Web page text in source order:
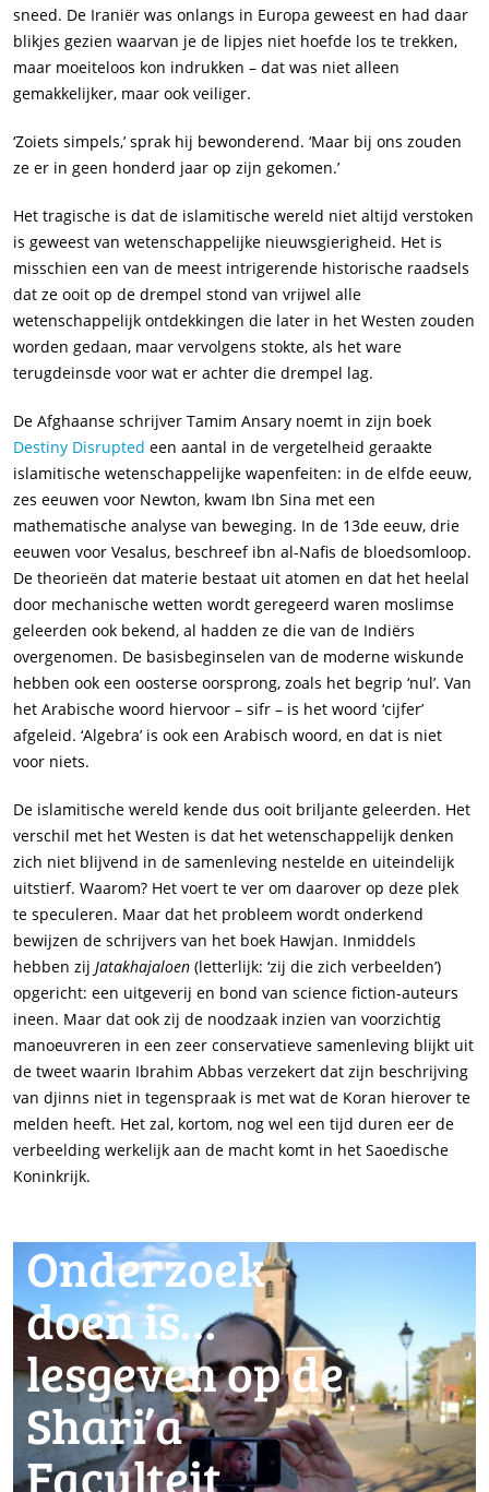
sneed. De Iraniër was onlangs in Europa geweest en had daar
blikjes gezien waarvan je de lipjes niet hoefde los te trekken,
maar moeiteloos kon indrukken – dat was niet alleen
gemakkelijker, maar ook veiliger.
‘Zoiets simpels,’ sprak hij bewonderend. ‘Maar bij ons zouden
ze er in geen honderd jaar op zijn gekomen.’
Het tragische is dat de islamitische wereld niet altijd verstoken
is geweest van wetenschappelijke nieuwsgierigheid. Het is
misschien een van de meest intrigerende historische raadsels
dat ze ooit op de drempel stond van vrijwel alle
wetenschappelijk ontdekkingen die later in het Westen zouden
worden gedaan, maar vervolgens stokte, als het ware
terugdeinsde voor wat er achter die drempel lag.
De Afghaanse schrijver Tamim Ansary noemt in zijn boek
Destiny Disrupted een aantal in de vergetelheid geraakte
islamitische wetenschappelijke wapenfeiten: in de elfde eeuw,
zes eeuwen voor Newton, kwam Ibn Sina met een
mathematische analyse van beweging. In de 13de eeuw, drie
eeuwen voor Vesalus, beschreef ibn al-Nafis de bloedsomloop.
De theorieën dat materie bestaat uit atomen en dat het heelal
door mechanische wetten wordt geregeerd waren moslimse
geleerden ook bekend, al hadden ze die van de Indiërs
overgenomen. De basisbeginselen van de moderne wiskunde
hebben ook een oosterse oorsprong, zoals het begrip ‘nul’. Van
het Arabische woord hiervoor – sifr – is het woord ‘cijfer’
afgeleid. ‘Algebra’ is ook een Arabisch woord, en dat is niet
voor niets.
De islamitische wereld kende dus ooit briljante geleerden. Het
verschil met het Westen is dat het wetenschappelijk denken
zich niet blijvend in de samenleving nestelde en uiteindelijk
uitstierf. Waarom? Het voert te ver om daarover op deze plek
te speculeren. Maar dat het probleem wordt onderkend
bewijzen de schrijvers van het boek Hawjan. Inmiddels
hebben zij Jatakhajaloen (letterlijk: ‘zij die zich verbeelden’)
opgericht: een uitgeverij en bond van science fiction-auteurs
ineen. Maar dat ook zij de noodzaak inzien van voorzichtig
manoeuvreren in een zeer conservatieve samenleving blijkt uit
de tweet waarin Ibrahim Abbas verzekert dat zijn beschrijving
van djinns niet in tegenspraak is met wat de Koran hierover te
melden heeft. Het zal, kortom, nog wel een tijd duren eer de
verbeelding werkelijk aan de macht komt in het Saoedische
Koninkrijk.
Onderzoek
doen is…
lesgeven op de
Shari’a
Faculteit